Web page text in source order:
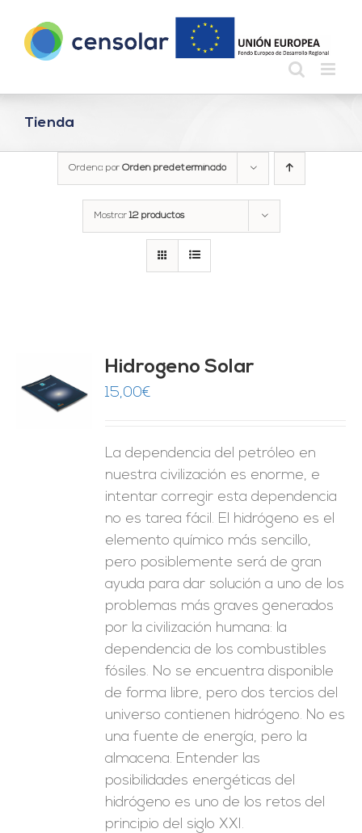
contenido
Tienda
Ordena por Orden predeterminado
Mostrar12 productos
Hidrogeno Solar
15,00€
La dependencia del petróleo en
nuestra civilización es enorme, e
intentar corregir esta dependencia
no es tarea fácil. El hidrógeno es el
elemento químico más sencillo,
pero posiblemente será de gran
ayuda para dar solución a uno de los
problemas más graves generados
por la civilización humana: la
dependencia de los combustibles
fósiles. No se encuentra disponible
de forma libre, pero dos tercios del
universo contienen hidrógeno. No es
una fuente de energía, pero la
almacena. Entender las
posibilidades energéticas del
hidrógeno es uno de los retos del
principio del siglo XXI.